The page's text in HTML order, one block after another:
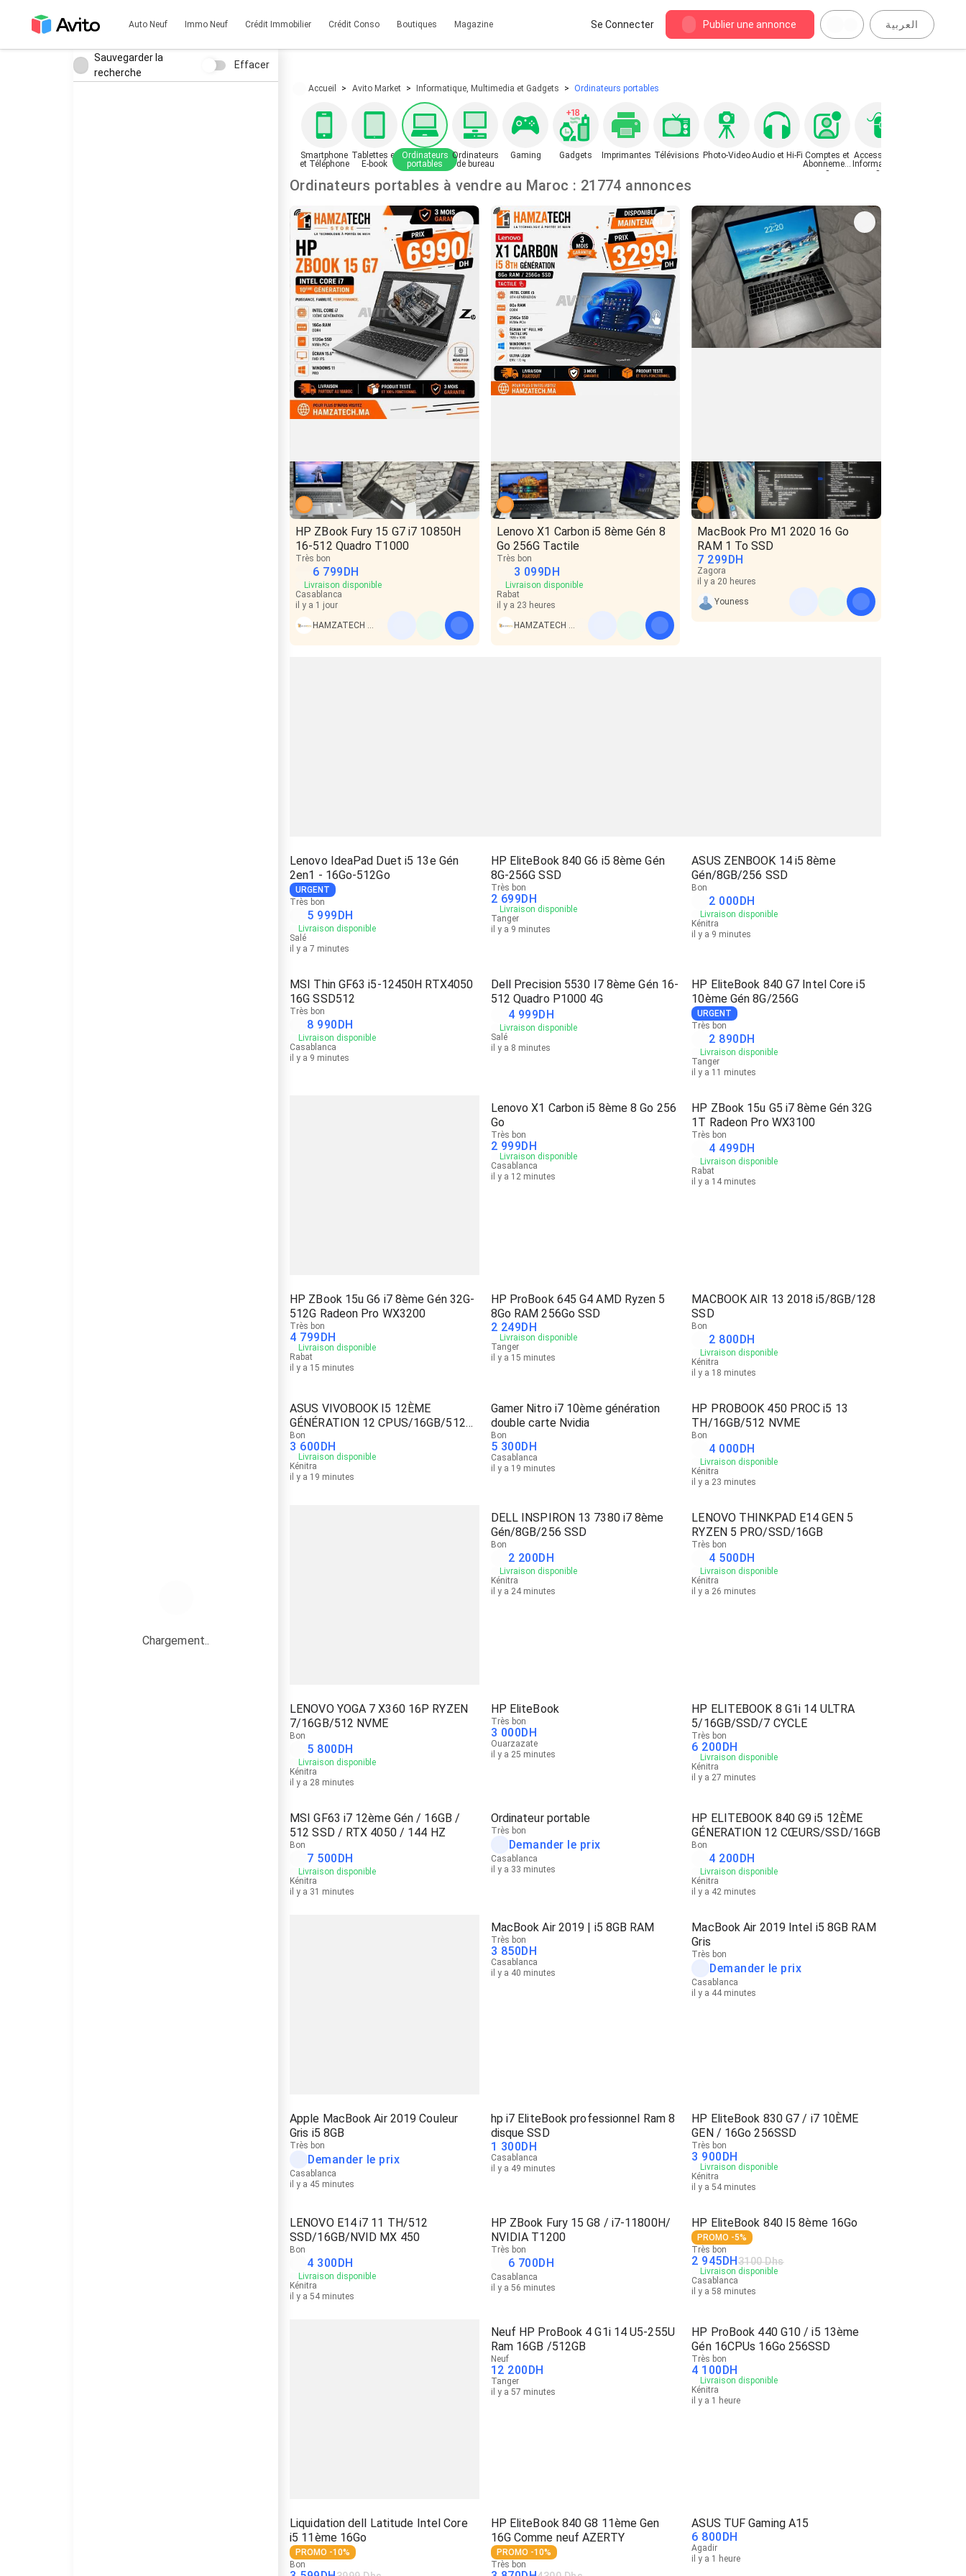
Auto Neuf Immo Neuf Crédit Immobilier Crédit Conso Boutiques Magazine Se Connecter Publier une annonce العربية
Sauvegarder la
recherche
Effacer
Chargement..
Accueil Avito Market Informatique, Multimedia et Gadgets Ordinateurs portables
Smartphone
et Téléphone
Tablettes et
E-book
Ordinateurs
portables
Ordinateurs
de bureau
Gaming Gadgets Imprimantes Télévisions Photo-VideoAudio et Hi-Fi Comptes et
Abonnement
s
Accessoires
Informatique
s
Ordinateurs portables à vendre au Maroc : 21774 annonces
HP ZBook Fury 15 G7 i7 10850H
16-512 Quadro T1000
Très bon
6 799DH
Livraison disponible
Casablanca
il y a 1 jour
Lenovo X1 Carbon i5 8ème Gén 8
Go 256G Tactile
Très bon
3 099DH
Livraison disponible
Rabat
il y a 23 heures
MacBook Pro M1 2020 16 Go
RAM 1 To SSD
7 299DH
Zagora
il y a 20 heures
Youness
Lenovo IdeaPad Duet i5 13e Gén
2en1 - 16Go-512Go
URGENT
Très bon
5 999DH
Livraison disponible
Salé
il y a 7 minutes
HP EliteBook 840 G6 i5 8ème Gén
8G-256G SSD
Très bon
2 699DH
Livraison disponible
Tanger
il y a 9 minutes
ASUS ZENBOOK 14 i5 8ème
Gén/8GB/256 SSD
Bon
2 000DH
Livraison disponible
Kénitra
il y a 9 minutes
MSI Thin GF63 i5-12450H RTX4050
16G SSD512
Très bon
8 990DH
Livraison disponible
Casablanca
il y a 9 minutes
Dell Precision 5530 I7 8ème Gén 16-
512 Quadro P1000 4G
4 999DH
Livraison disponible
Salé
il y a 8 minutes
HP EliteBook 840 G7 Intel Core i5
10ème Gén 8G/256G
URGENT
Très bon
2 890DH
Livraison disponible
Tanger
il y a 11 minutes
Lenovo X1 Carbon i5 8ème 8 Go 256
Go
Très bon
2 999DH
Livraison disponible
Casablanca
il y a 12 minutes
HP ZBook 15u G5 i7 8ème Gén 32G
1T Radeon Pro WX3100
Très bon
4 499DH
Livraison disponible
Rabat
il y a 14 minutes
HP ZBook 15u G6 i7 8ème Gén 32G-
512G Radeon Pro WX3200
Très bon
4 799DH
Livraison disponible
Rabat
il y a 15 minutes
HP ProBook 645 G4 AMD Ryzen 5
8Go RAM 256Go SSD
2 249DH
Livraison disponible
Tanger
il y a 15 minutes
MACBOOK AIR 13 2018 i5/8GB/128
SSD
Bon
2 800DH
Livraison disponible
Kénitra
il y a 18 minutes
ASUS VIVOBOOK I5 12ÈME
GÉNÉRATION 12 CPUS/16GB/512
SSD
Bon
3 600DH
Livraison disponible
Kénitra
il y a 19 minutes
Gamer Nitro i7 10ème génération
double carte Nvidia
Bon
5 300DH
Casablanca
il y a 19 minutes
HP PROBOOK 450 PROC i5 13
TH/16GB/512 NVME
Bon
4 000DH
Livraison disponible
Kénitra
il y a 23 minutes
DELL INSPIRON 13 7380 i7 8ème
Gén/8GB/256 SSD
Bon
2 200DH
Livraison disponible
Kénitra
il y a 24 minutes
LENOVO THINKPAD E14 GEN 5
RYZEN 5 PRO/SSD/16GB
Très bon
4 500DH
Livraison disponible
Kénitra
il y a 26 minutes
LENOVO YOGA 7 X360 16P RYZEN
7/16GB/512 NVME
Bon
5 800DH
Livraison disponible
Kénitra
il y a 28 minutes
HP EliteBook
Très bon
3 000DH
Ouarzazate
il y a 25 minutes
HP ELITEBOOK 8 G1i 14 ULTRA
5/16GB/SSD/7 CYCLE
Très bon
6 200DH
Livraison disponible
Kénitra
il y a 27 minutes
MSI GF63 i7 12ème Gén / 16GB /
512 SSD / RTX 4050 / 144 HZ
Bon
7 500DH
Livraison disponible
Kénitra
il y a 31 minutes
Ordinateur portable
Très bon
Demander le prix
Casablanca
il y a 33 minutes
HP ELITEBOOK 840 G9 i5 12ÈME
GÉNERATION 12 CŒURS/SSD/16GB
Bon
4 200DH
Livraison disponible
Kénitra
il y a 42 minutes
MacBook Air 2019 | i5 8GB RAM
Très bon
3 850DH
Casablanca
il y a 40 minutes
MacBook Air 2019 Intel i5 8GB RAM
Gris
Très bon
Demander le prix
Casablanca
il y a 44 minutes
Apple MacBook Air 2019 Couleur
Gris i5 8GB
Très bon
Demander le prix
Casablanca
il y a 45 minutes
hp i7 EliteBook professionnel Ram 8
disque SSD
1 300DH
Casablanca
il y a 49 minutes
HP EliteBook 830 G7 / i7 10ÈME
GEN / 16Go 256SSD
Très bon
3 900DH
Livraison disponible
Kénitra
il y a 54 minutes
LENOVO E14 i7 11 TH/512
SSD/16GB/NVID MX 450
Bon
4 300DH
Livraison disponible
Kénitra
il y a 54 minutes
HP ZBook Fury 15 G8 / i7-11800H/
NVIDIA T1200
Très bon
6 700DH
Casablanca
il y a 56 minutes
HP EliteBook 840 I5 8ème 16Go
PROMO -5%
Très bon
2 945DH3100 Dhs
Livraison disponible
Casablanca
il y a 58 minutes
Neuf HP ProBook 4 G1i 14 U5-255U
Ram 16GB /512GB
Neuf
12 200DH
Tanger
il y a 57 minutes
HP ProBook 440 G10 / i5 13ème
Gén 16CPUs 16Go 256SSD
Très bon
4 100DH
Livraison disponible
Kénitra
il y a 1 heure
Liquidation dell Latitude Intel Core
i5 11ème 16Go
PROMO -10%
Bon
HP EliteBook 840 G8 11ème Gen
16G Comme neuf AZERTY
PROMO -10%
Très bon
ASUS TUF Gaming A15
6 800DH
Agadir
il y a 1 heure